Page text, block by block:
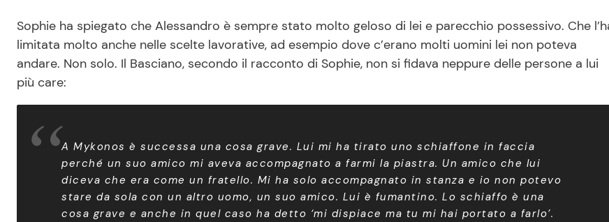
Sophie ha spiegato che Alessandro è sempre stato molto geloso di lei e parecchio possessivo. Che
limitata molto anche nelle scelte lavorative, ad esempio dove c’erano molti uomini lei non poteva
andare. Non solo. Il Basciano, secondo il racconto di Sophie, non si fidava neppure delle persone a lui
più care:
A Mykonos è successa una cosa grave. Lui mi ha tirato uno schiaffone in faccia
perché un suo amico mi aveva accompagnato a farmi la piastra. Un amico che lui
diceva che era come un fratello. Mi ha solo accompagnato in stanza e io non potevo
stare da sola con un altro uomo, un suo amico. Lui è fumantino. Lo schiaffo è una
cosa grave e anche in quel caso ha detto ‘mi dispiace ma tu mi hai portato a farlo’.